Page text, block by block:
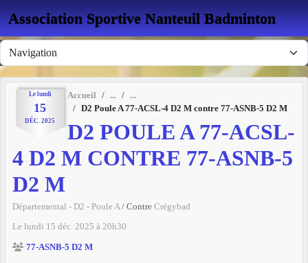
Association Sportive Nanteuil Badminton
Le lundi
15
DÉC. 2025
Accueil
D2 Poule A 77-ACSL-4 D2 M contre 77-ASNB-5 D2 M
D2 POULE A 77-ACSL-
4 D2 M CONTRE 77-ASNB-5
D2 M
Départemental - D2 - Poule A / Contre Crégybad
Le lundi 15 déc. 2025 à 20h30
77-ASNB-5 D2 M